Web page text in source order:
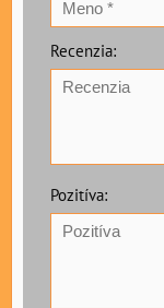
Recenzia:
Pozitíva: